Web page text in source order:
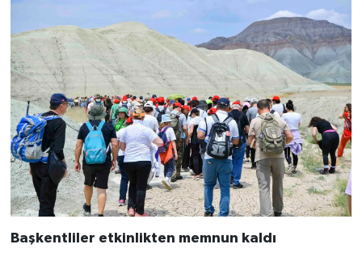
Başkentliler etkinlikten memnun kaldı